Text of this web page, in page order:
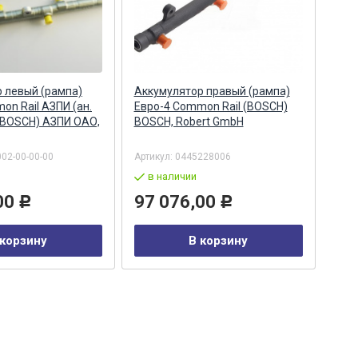
левый (рампа)
Rail АЗПИ (ан.
АЗПИ ОАО,
00-00-00
Р
Аккумулятор правый (рампа)
Евро-4 Common Rail (BOSCH)
BOSCH, Robert GmbH
Артикул: 0445228006
в наличии
97 076,00 Р
В корзину